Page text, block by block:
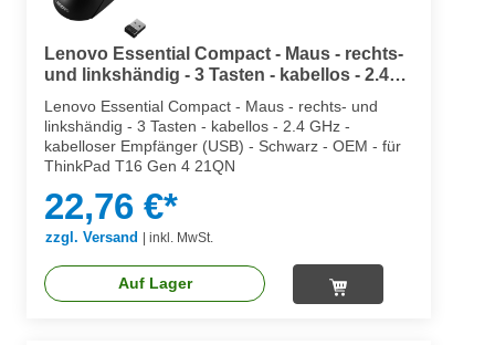
Lenovo Essential Compact - Maus - rechts-
und linkshändig - 3 Tasten - kabellos - 2.4
Lenovo Essential Compact - Maus - rechts- und
linkshändig - 3 Tasten - kabellos - 2.4 GHz -
kabelloser Empfänger (USB) - Schwarz - OEM - für
ThinkPad T16 Gen 4 21QN
22,76 €*
zzgl. Versand inkl. MwSt.
Auf Lager